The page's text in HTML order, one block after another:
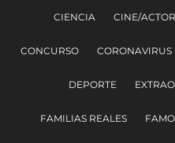
CIENCIA CINE/
CONCURSO CORONAVIRUS
DEPORTE
FAMILIAS REALES